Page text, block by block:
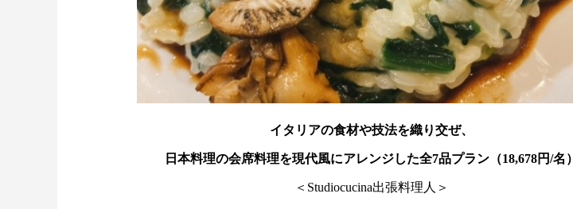
イタリアの食材や技法を織り交ぜ、
日本料理の会席料理を現代風にアレンジした全7品プラン（18,678円/名）
＜Studiocucina出張料理人＞